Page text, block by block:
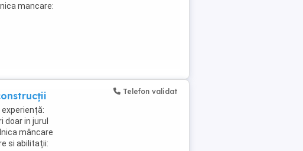
mancare:
doar in jurul
mâncare
si abilitații:
Telefon validat